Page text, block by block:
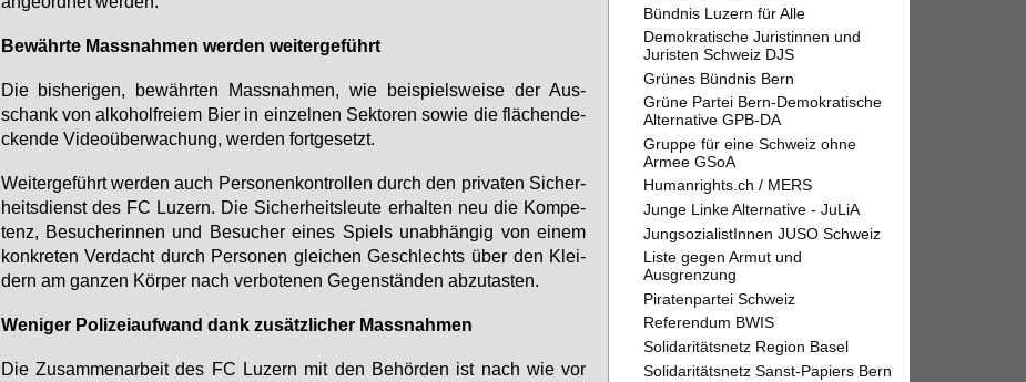
Be­währ­te Mass­nah­men wer­den wei­ter­ge­führt
Die bis­he­ri­gen, be­währ­ten Mass­nah­men, wie bei­spiels­wei­se der Aus­
schank von al­ko­hol­frei­em Bier in ein­zel­nen Sek­to­ren so­wie die flä­chen­de­
cken­de Vi­deo­über­wa­chung, wer­den fort­ge­setzt.
Wei­ter­ge­führt wer­den auch Per­so­nen­kon­trol­len durch den pri­va­ten Si­cher­
heits­dienst des FC Lu­zern. Die Si­cher­heits­leu­te er­hal­ten neu die Kom­pe­
tenz, Be­su­che­rin­nen und Be­su­cher ei­nes Spiels un­ab­hän­gig von ei­nem
kon­kre­ten Ver­dacht durch Per­so­nen glei­chen Ge­schlechts über den Klei­
dern am gan­zen Kör­per nach ver­bo­te­nen Ge­gen­stän­den ab­zu­tas­ten.
We­ni­ger Po­li­zei­auf­wand dank zu­sätz­li­cher Mass­nah­men
Die Zu­sam­men­ar­beit des FC Lu­zern mit den Be­hör­den ist nach wie vor
Bündnis Luzern für Alle
Demokratische Juristinnen und
Juristen Schweiz DJS
Grünes Bündnis Bern
Grüne Partei Bern-Demokratische
Alternative GPB-DA
Gruppe für eine Schweiz ohne
Armee GSoA
Humanrights.ch / MERS
Junge Linke Alternative - JuLiA
JungsozialistInnen JUSO Schweiz
Liste gegen Armut und
Ausgrenzung
Piratenpartei Schweiz
Referendum BWIS
Solidaritätsnetz Region Basel
Solidaritätsnetz Sanst-Papiers Bern